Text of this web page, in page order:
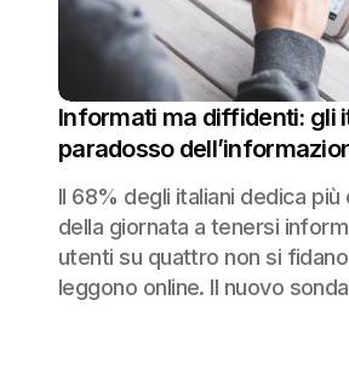
Informati ma diffidenti: gli
paradosso
Il 68% degli italiani dedica
della giornata a tenersi
utenti su quattro non si
leggono online. Il nuovo